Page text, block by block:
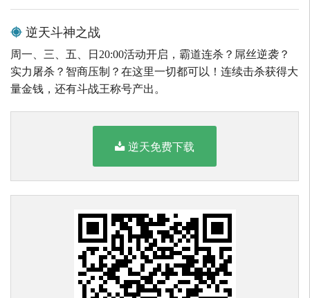
逆天斗神之战
周一、三、五、日20:00活动开启，霸道连杀？屌丝逆袭？
实力屠杀？智商压制？在这里一切都可以！连续击杀获得大
量金钱，还有斗战王称号产出。
逆天免费下载